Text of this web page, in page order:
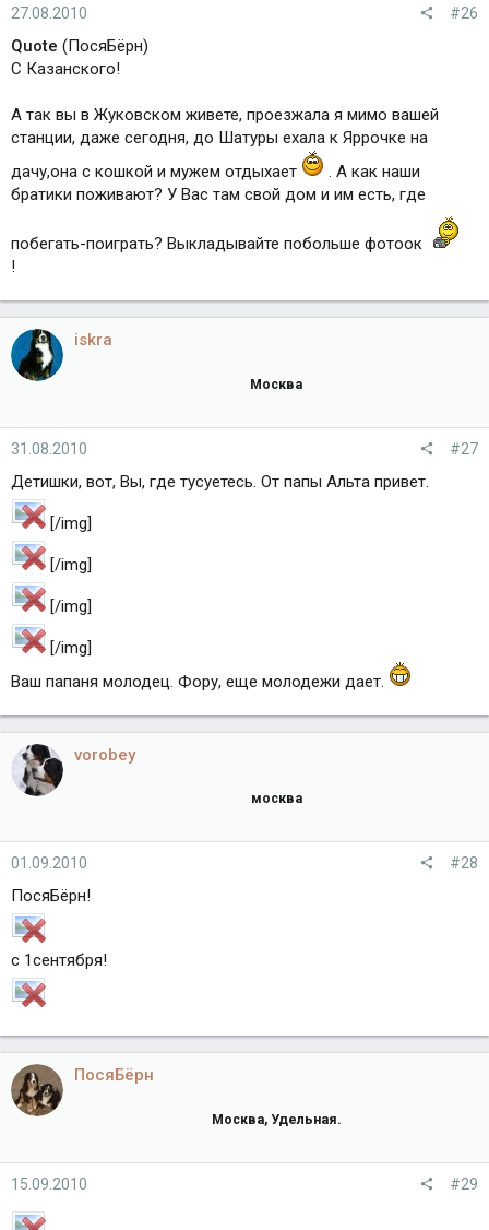
27.08.2010 #26
Quote (ПосяБёрн)
С Казанского!
А так вы в Жуковском живете, проезжала я мимо вашей
станции, даже сегодня, до Шатуры ехала к Яррочке на
дачу,она с кошкой и мужем отдыхает
. А как наши
братики поживают? У Вас там свой дом и им есть, где
побегать-поиграть? Выкладывайте побольше фотоок
!
iskra
Москва
31.08.2010 #27
Детишки, вот, Вы, где тусуетесь. От папы Альта привет.
[/img]
[/img]
[/img]
[/img]
Ваш папаня молодец. Фору, еще молодежи дает.
vorobey
москва
01.09.2010 #28
ПосяБёрн!
с 1сентября!
ПосяБёрн
Москва, Удельная.
15.09.2010 #29